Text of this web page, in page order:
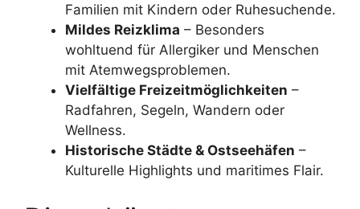
Familien mit Kindern oder Ruhesuchende.
Mildes Reizklima – Besonders
wohltuend für Allergiker und Menschen
mit Atemwegsproblemen.
Vielfältige Freizeitmöglichkeiten –
Radfahren, Segeln, Wandern oder
Wellness.
Historische Städte & Ostseehäfen –
Kulturelle Highlights und maritimes Flair.